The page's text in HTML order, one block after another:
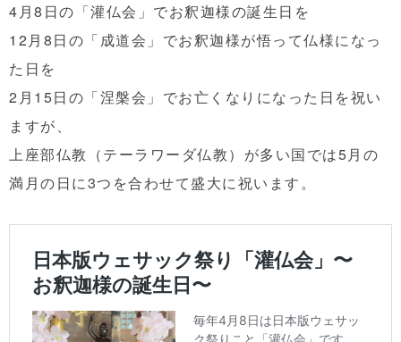
4月8日の「灌仏会」でお釈迦様の誕生日を
12月8日の「成道会」でお釈迦様が悟って仏様になっ
た日を
2月15日の「涅槃会」でお亡くなりになった日を祝い
ますが、
上座部仏教（テーラワーダ仏教）が多い国では5月の
満月の日に3つを合わせて盛大に祝います。